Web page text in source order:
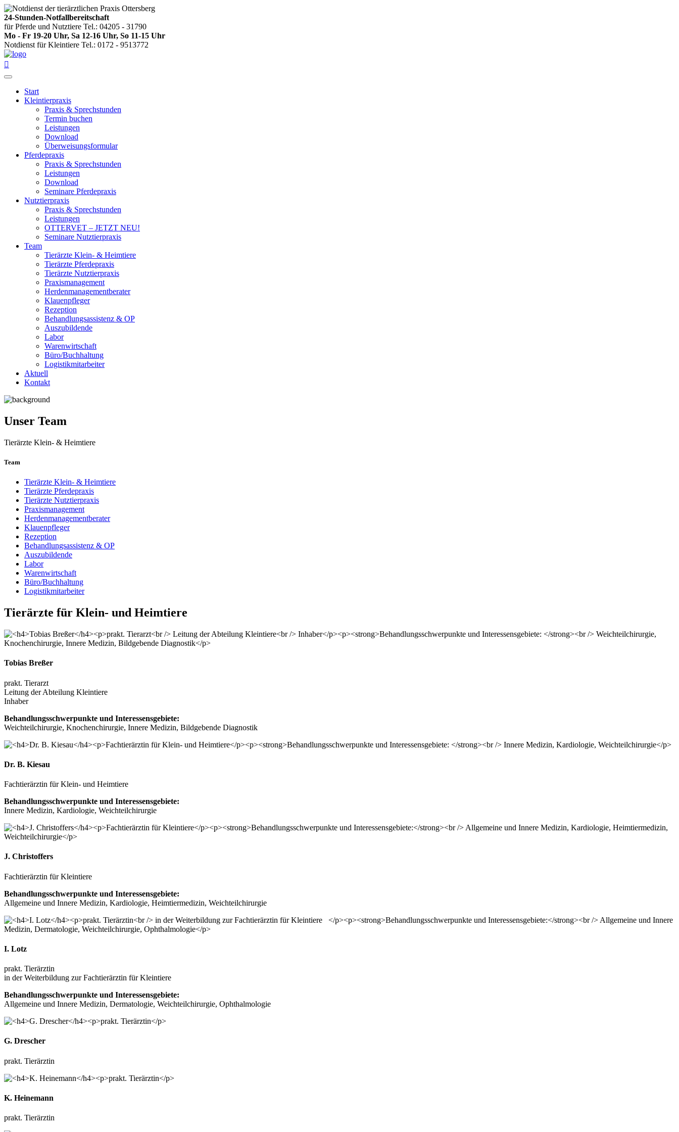
24-Stunden-Notfallbereitschaft
für Pferde und Nutztiere Tel.: 04205 - 31790
Mo - Fr 19-20 Uhr, Sa 12-16 Uhr, So 11-15 Uhr
Notdienst für Kleintiere Tel.: 0172 - 9513772

Start
Kleintierpraxis
Praxis & Sprechstunden
Termin buchen
Leistungen
Download
Überweisungsformular
Pferdepraxis
Praxis & Sprechstunden
Leistungen
Download
Seminare Pferdepraxis
Nutztierpraxis
Praxis & Sprechstunden
Leistungen
OTTERVET – JETZT NEU!
Seminare Nutztierpraxis
Team
Tierärzte Klein- & Heimtiere
Tierärzte Pferdepraxis
Tierärzte Nutztierpraxis
Praxismanagement
Herdenmanagementberater
Klauenpfleger
Rezeption
Behandlungsassistenz & OP
Auszubildende
Labor
Warenwirtschaft
Büro/Buchhaltung
Logistikmitarbeiter
Aktuell
Kontakt
Unser Team
Tierärzte Klein- & Heimtiere
Team
Tierärzte Klein- & Heimtiere
Tierärzte Pferdepraxis
Tierärzte Nutztierpraxis
Praxismanagement
Herdenmanagementberater
Klauenpfleger
Rezeption
Behandlungsassistenz & OP
Auszubildende
Labor
Warenwirtschaft
Büro/Buchhaltung
Logistikmitarbeiter
Tierärzte für Klein- und Heimtiere
Tobias Breßer
prakt. Tierarzt
Leitung der Abteilung Kleintiere
Inhaber
Behandlungsschwerpunkte und Interessensgebiete:
Weichteilchirurgie, Knochenchirurgie, Innere Medizin, Bildgebende Diagnostik
Dr. B. Kiesau
Fachtierärztin für Klein- und Heimtiere
Behandlungsschwerpunkte und Interessensgebiete:
Innere Medizin, Kardiologie, Weichteilchirurgie
J. Christoffers
Fachtierärztin für Kleintiere
Behandlungsschwerpunkte und Interessensgebiete:
Allgemeine und Innere Medizin, Kardiologie, Heimtiermedizin, Weichteilchirurgie
I. Lotz
prakt. Tierärztin
in der Weiterbildung zur Fachtierärztin für Kleintiere
Behandlungsschwerpunkte und Interessensgebiete:
Allgemeine und Innere Medizin, Dermatologie, Weichteilchirurgie, Ophthalmologie
G. Drescher
prakt. Tierärztin
K. Heinemann
prakt. Tierärztin